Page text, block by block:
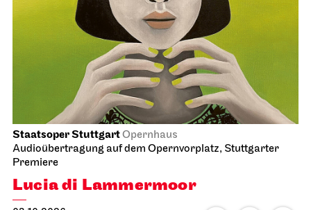
Staatsoper StuttgartOpernhaus
Audioübertragung auf dem Opernvorplatz, Stuttgarter
Premiere
Lucia di Lammermoor